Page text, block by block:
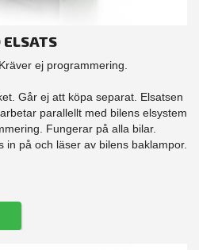
ej programmering.
Går ej att köpa separat. Elsatsen
parallellt med bilens elsystem
Fungerar på alla bilar.
in på och läser av bilens baklampor.